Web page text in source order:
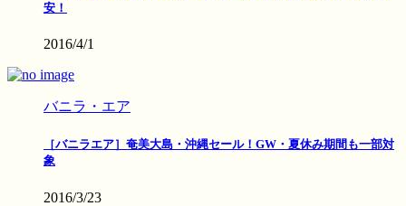
安！
2016/4/1
バニラ・エア
［バニラエア］奄美大島・沖縄セール！GW・夏休み期間も一部対
象
2016/3/23